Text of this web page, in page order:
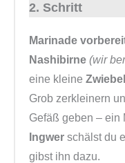
2. Schritt
Marinade
Nashibirne (wir
eine kleine Zwiebel
Grob zerkleinern
Gefäß geben – ein
Ingwer schälst du
gibst ihn dazu.